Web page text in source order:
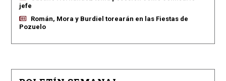
jefe
Román, Mora y Burdiel torearán en las Fiestas de
Pozuelo